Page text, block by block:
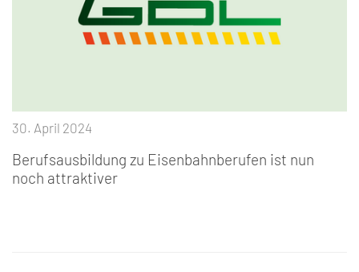
30. April 2024
Berufsausbildung zu Eisenbahnberufen ist nun
noch attraktiver